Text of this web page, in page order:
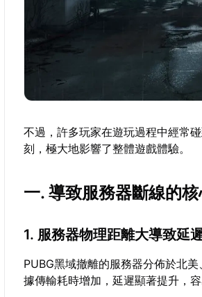
不過，許多玩家在遊玩過程中經常
刻，極大地影響了整體遊戲體驗。
一. 導致服務器斷線的
1. 服務器物理距離大導致延
PUBG黑域撤離的服務器分佈於北
據傳輸耗時增加，延遲顯著提升，